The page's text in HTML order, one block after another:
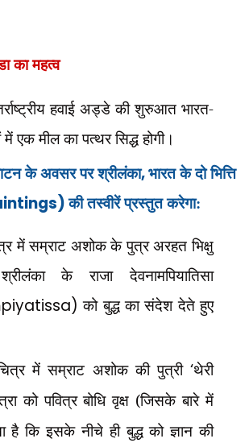
का महत्व
हवाई अड्डे की शुरुआत भारत-
एक मील का पत्थर सिद्ध होगी।
के अवसर पर श्रीलंका,भारत के दो भित्ति
की तस्वीरें प्रस्तुत करेगा:
में सम्राट अशोक के पुत्र अरहत भिक्षु
के राजा देवनामपियातिसा
को बुद्ध का संदेश देते हुए
चित्र में सम्राट अशोक की पुत्री‘थेरी
को पवित्र बोधि वृक्ष (जिसके बारे में
है कि इसके नीचे ही बुद्ध को ज्ञान की